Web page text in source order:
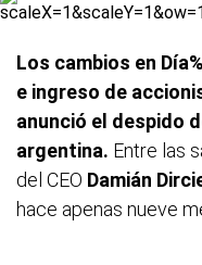
Los cambios en
e ingreso de
anunció el despido
argentina. Entre las
del CEO Damián
hace apenas nueve